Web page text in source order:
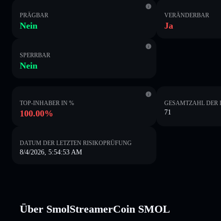
PRÄGBAR
Nein
VERÄNDERBAR
Ja
SPERRBAR
Nein
TOP-INHABER IN %
100.00%
GESAMTZAHL DER
71
DATUM DER LETZTEN RISIKOPRÜFUNG
8/4/2026, 5:54:53 AM
Über SmolStreamerCoin SMOL